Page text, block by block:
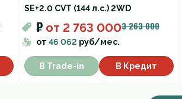
SE+2.0 CVT (144 л.с.) 2WD
₽ от 2 763 0003 263 000
от 46 062 руб/мес.
В Trade-in В Кредит